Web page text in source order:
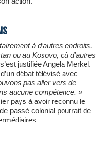
à d’autres endroits,
ou au Kosovo, où d’autres
s’est justifiée Angela Merkel.
débat télévisé avec
pas aller vers de
aucune compétence. »
pays à avoir reconnu le
passé colonial pourrait de